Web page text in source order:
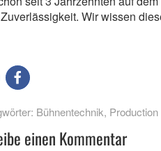
Wir wissen
Bühnentechnik,
einen Kommentar